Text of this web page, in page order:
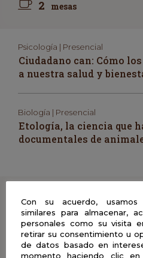
2 mesas
Psicología | Presencial
Ciudadano can: Cómo
a nuestra salud y
Biología | Presencial
Etología, la ciencia que
documentales de
Comparte con nosotros tus
y material didáctico del
hayas participado y
Con su acuerdo,
similares para almacenar,
personales como su visita
retirar su consentimiento u
de datos basado en
momento haciendo clic en